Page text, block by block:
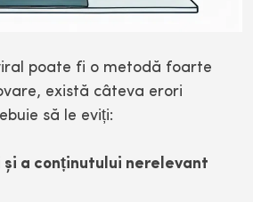
poate fi o metodă foarte
există câteva erori
să le eviți:
și a conținutului nerelevant